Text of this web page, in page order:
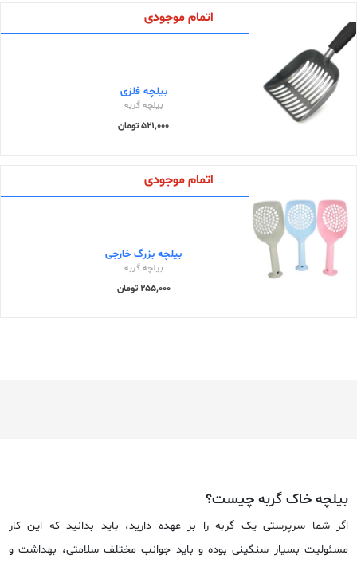
اتمام موجودی
بیلچه فلزی
بیلچه گربه
521,000 تومان
اتمام موجودی
بیلچه بزرگ خارجی
بیلچه گربه
255,000 تومان
بیلچه خاک گربه چیست؟
اگر شما سرپرستی یک گربه را بر عهده دارید، باید بدانید که این کار
مسئولیت بسیار سنگینی بوده و باید جوانب مختلف سلامتی، بهداشت و